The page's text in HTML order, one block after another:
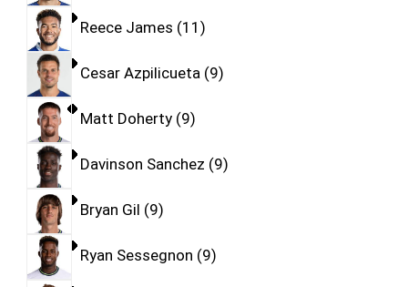
Reece James 11
Cesar Azpilicueta 9
Matt Doherty 9
Davinson Sanchez 9
Bryan Gil 9
Ryan Sessegnon 9